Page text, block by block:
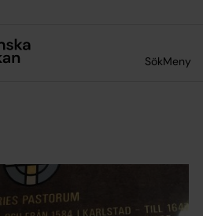
SökMeny